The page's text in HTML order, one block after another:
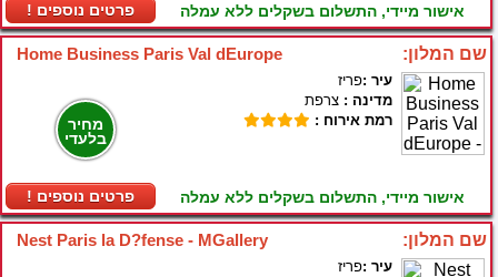
! פרטים נוספים אישור מיידי, התשלום בשקלים ללא עמלה
Home Business Paris Val dEurope שם המלון:
מחיר
בלעדי
! פרטים נוספים
עיר :פריז
מדינה : צרפת
רמת אירוח :
אישור מיידי, התשלום בשקלים ללא עמלה
Nest Paris la D?fense - MGallery שם המלון:
עיר :פריז